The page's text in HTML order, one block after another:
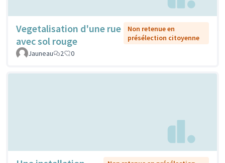
Vegetalisation d'une rue
avec sol rouge
Non retenue en
présélection citoyenne
Jauneau
2 0